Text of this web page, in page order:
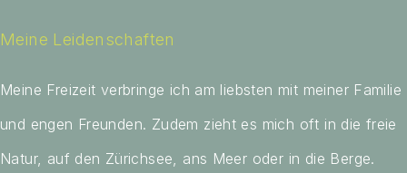
Meine Leidenschaften
Meine Freizeit verbringe ich am liebsten mit meiner Familie
und engen Freunden. Zudem zieht es mich oft in die freie
Natur, auf den Zürichsee, ans Meer oder in die Berge.